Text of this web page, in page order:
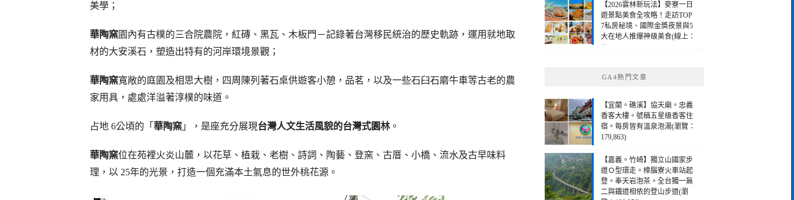
美學；
華陶窯園內有古樸的三合院農院，紅磚、黑瓦、木板門－記錄著台灣移民統治的歷史軌跡，運用就地取
材的大安溪石，塑造出特有的河岸環境景觀；
華陶窯寬敞的庭園及相思大樹，四周陳列著石桌供遊客小憩，品茗，以及一些石臼石磨牛車等古老的農
家用具，處處洋溢著淳樸的味道。
占地 6公頃的「 華陶窯 」，是座充分展現台灣人文生活風貌的台灣式園林。
華陶窯位在苑裡火炎山麓，以花草、植栽、老樹、詩詞、陶藝、登窯、古厝、小橋、流水及古早味料
理，以 25年的光景，打造一個充滿本土氣息的世外桃花源。
【2026雲林新玩法】麥寮一日
遊景點美食全攻略！走訪TOP
7私房秘境、國際金獎夜景與5
大在地人推爆神級美食(線上：
1)
GA4熱門文章
【宜蘭。礁溪】協天廟。忠義
香客大樓。號稱五星級香客住
宿。每房皆有溫泉泡湯(瀏覽：
179,863)
【嘉義。竹崎】獨立山國家步
道Ｏ型環走。樟腦寮火車站起
登。奉天岩泡茶。全台獨一無
二與鐵道相依的登山步道(瀏